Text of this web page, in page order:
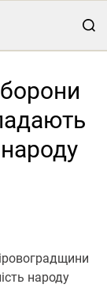
народу